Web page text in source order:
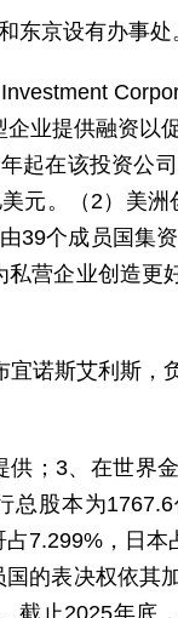
东京设有办事处
业提供融资以
起在该投资公
元。（2）美
39个成员国集
营企业创造更
诺斯艾利斯，
；3、在世界
总股本为
7.299%，日本
的表决权依其
截止2025年底